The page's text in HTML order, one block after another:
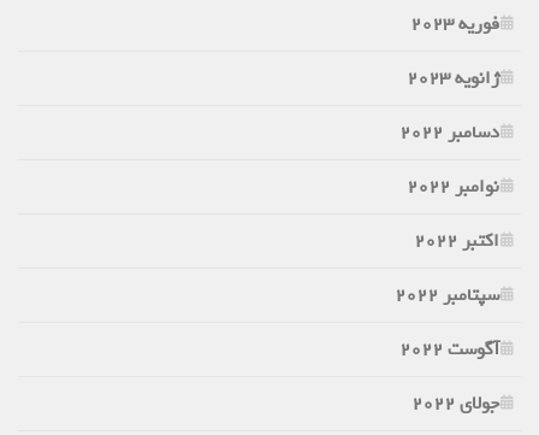
فوریه 2023
ژانویه 2023
دسامبر 2022
نوامبر 2022
اکتبر 2022
سپتامبر 2022
آگوست 2022
جولای 2022